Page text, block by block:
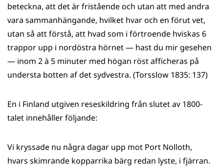
beteckna, att det är fristående och utan att med andra
vara sammanhängande, hvilket hvar och en förut vet,
utan så att förstå, att hvad som i förtroende hviskas 6
trappor upp i nordöstra hörnet — hast du mir gesehen
— inom 2 à 5 minuter med högan röst afficheras på
understa botten af det sydvestra. (Torsslow 1835: 137)
En i Finland utgiven reseskildring från slutet av 1800-
talet innehåller följande:
Vi kryssade nu några dagar upp mot Port Nolloth,
hvars skimrande kopparrika bärg redan lyste, i fjärran.